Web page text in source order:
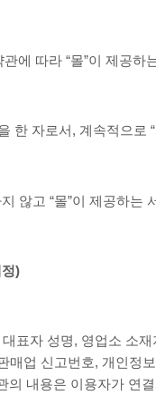
에 따라 “몰”이 제공
한 자로서, 계속적으
않고 “몰”이 제공하는
)
표자 성명, 영업소 소
매업 신고번호, 개인정
의 내용은 이용자가 연